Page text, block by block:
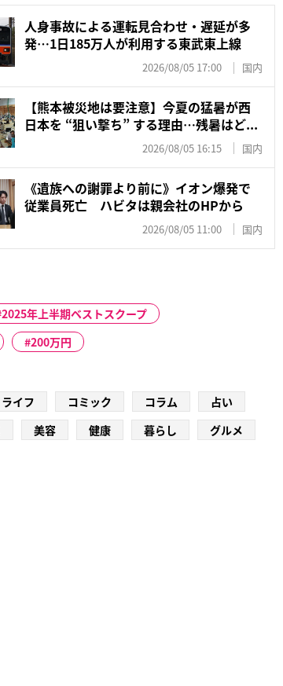
人身事故による運転見合わせ・遅延が多
発…1日185万人が利用する東武東上線
2026/08/05 17:00 国内
【熊本被災地は要注意】今夏の猛暑が西
日本を “狙い撃ち” する理由…残暑はど...
2026/08/05 16:15 国内
《遺族への謝罪より前に》イオン爆発で
従業員死亡 ハビタは親会社のHPから
2026/08/05 11:00 国内
2025年上半期ベストスクープ
200万円
ライフ コミック コラム
占い
美容 健康 暮らし グルメ